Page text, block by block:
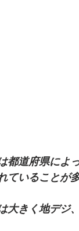
府県によっ
ていることが多
く地デジ、